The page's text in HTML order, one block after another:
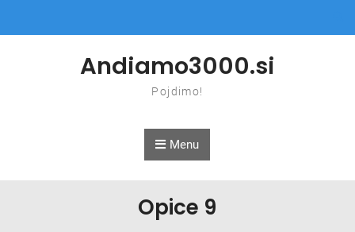
Andiamo3000.si
Pojdimo!
Menu
Opice 9